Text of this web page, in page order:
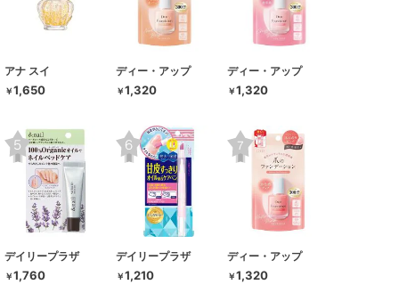
アナ スイ
￥1,650
ディー・アップ
￥1,320
ディー・アップ
￥1,320
デイリープラザ
￥1,760
デイリープラザ
￥1,210
ディー・アップ
￥1,320